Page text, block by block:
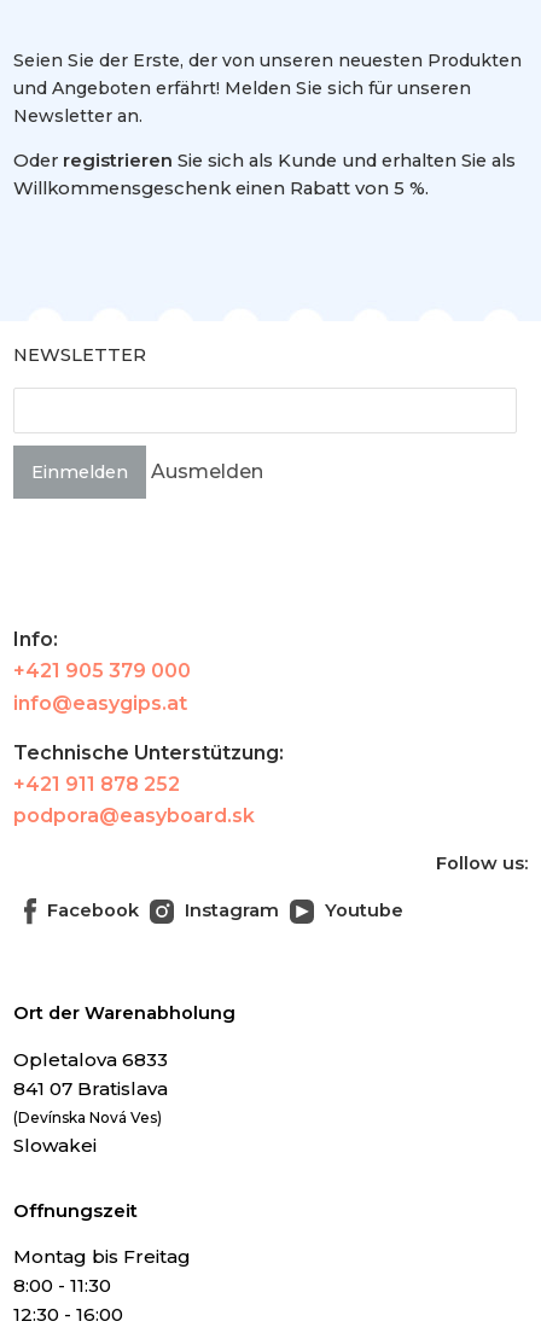
Seien Sie der Erste, der von unseren neuesten Produkten
und Angeboten erfährt! Melden Sie sich für unseren
Newsletter an.
Oder registrieren Sie sich als Kunde und erhalten Sie als
Willkommensgeschenk einen Rabatt von 5 %.
NEWSLETTER
Einmelden Ausmelden
Info:
+421 905 379 000
info@easygips.at
Technische Unterstützung:
+421 911 878 252
podpora@easyboard.sk
Follow us:
Facebook Instagram Youtube
Ort der Warenabholung
Opletalova 6833
841 07 Bratislava
(Devínska Nová Ves)
Slowakei
Offnungszeit
Montag bis Freitag
8:00 - 11:30
12:30 - 16:00